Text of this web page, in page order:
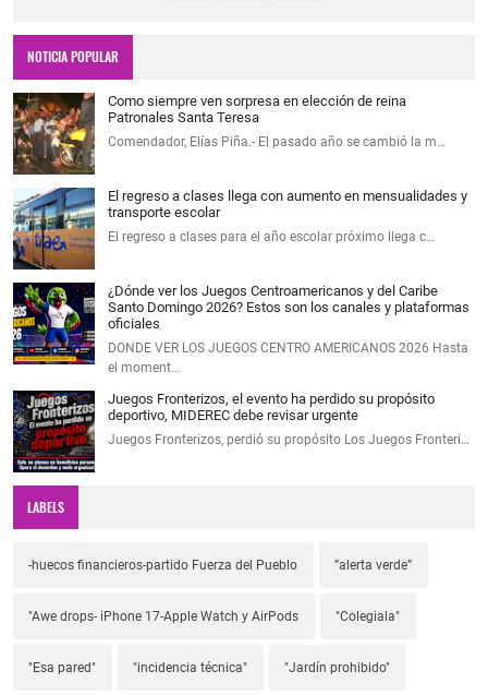
NOTICIA POPULAR
Como siempre ven sorpresa en elección de reina
Patronales Santa Teresa
Comendador, Elías Piña.- El pasado año se cambió la m…
El regreso a clases llega con aumento en mensualidades y
transporte escolar
El regreso a clases para el año escolar próximo llega c…
¿Dónde ver los Juegos Centroamericanos y del Caribe
Santo Domingo 2026? Estos son los canales y plataformas
oficiales
DONDE VER LOS JUEGOS CENTRO AMERICANOS 2026 Hasta
el moment…
Juegos Fronterizos, el evento ha perdido su propósito
deportivo, MIDEREC debe revisar urgente
Juegos Fronterizos, perdió su propósito Los Juegos Fronteri…
LABELS
-huecos financieros-partido Fuerza del Pueblo ”alerta verde”
"Awe drops- iPhone 17-Apple Watch y AirPods "Colegiala"
"Esa pared" "incidencia técnica" "Jardín prohibido"